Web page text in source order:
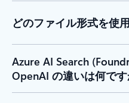
どのファイル形式を使
Azure AI Search
OpenAI の違いは何です